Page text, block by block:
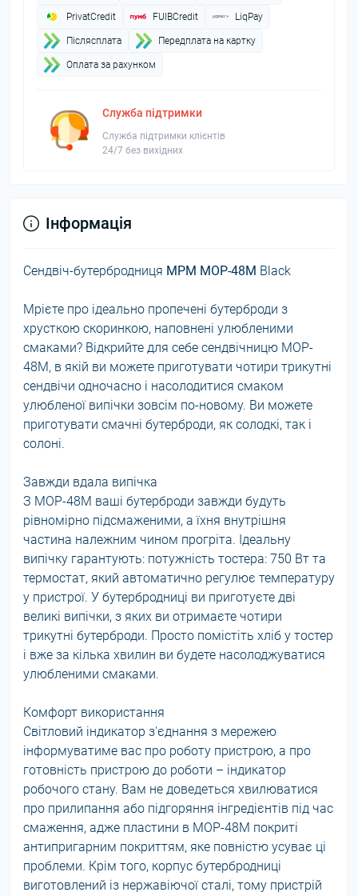
PrivatCredit FUIBCredit LiqPay
Пiслясплата Передплата на картку
Оплата за рахунком
Служба підтримки
Служба підтримки клієнтів
24/7 без вихідних
Інформація
Сендвіч-бутербродниця MPM MOP-48M Black
Мрієте про ідеально пропечені бутерброди з
хрусткою скоринкою, наповнені улюбленими
смаками? Відкрийте для себе сендвічницю MOP-
48M, в якій ви можете приготувати чотири трикутні
сендвічи одночасно і насолодитися смаком
улюбленої випічки зовсім по-новому. Ви можете
приготувати смачні бутерброди, як солодкі, так і
солоні.
Завжди вдала випічка
З MOP-48M ваші бутерброди завжди будуть
рівномірно підсмаженими, а їхня внутрішня
частина належним чином прогріта. Ідеальну
випічку гарантують: потужність тостера: 750 Вт та
термостат, який автоматично регулює температуру
у пристрої. У бутербродниці ви приготуєте дві
великі випічки, з яких ви отримаєте чотири
трикутні бутерброди. Просто помістіть хліб у тостер
і вже за кілька хвилин ви будете насолоджуватися
улюбленими смаками.
Комфорт використання
Світловий індикатор з'єднання з мережею
інформуватиме вас про роботу пристрою, а про
готовність пристрою до роботи – індикатор
робочого стану. Вам не доведеться хвилюватися
про прилипання або підгоряння інгредієнтів під час
смаження, адже пластини в МОР-48М покриті
антипригарним покриттям, яке повністю усуває ці
проблеми. Крім того, корпус бутербродниці
виготовлений із нержавіючої сталі, тому пристрій